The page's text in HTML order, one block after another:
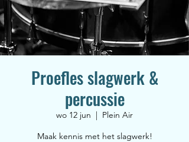
Proefles slagwerk &
percussie
wo 12 jun
  |
Plein Air
Maak kennis met het slagwerk!